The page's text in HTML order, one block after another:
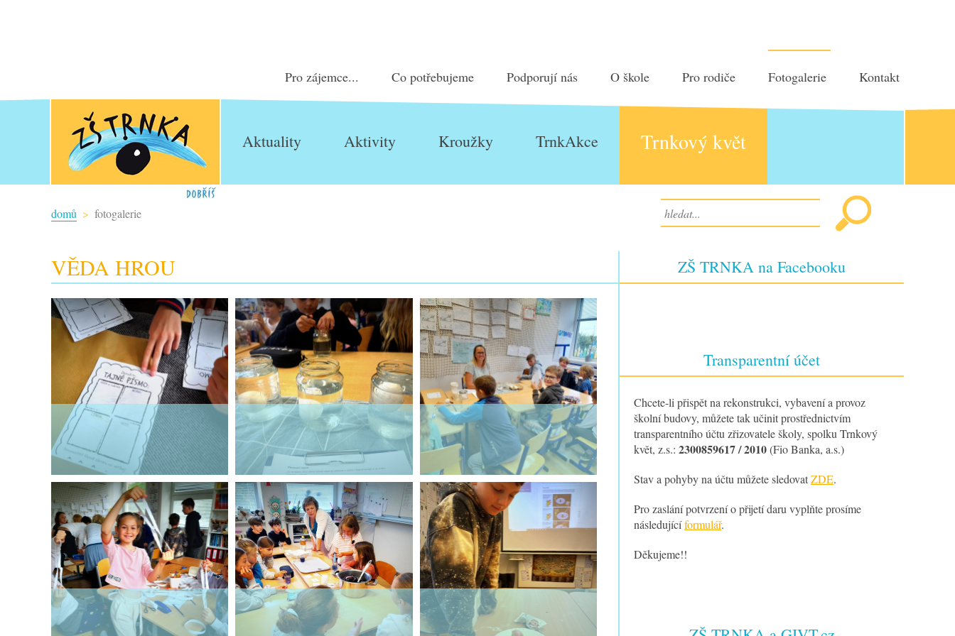
Pro zájemce... Co potřebujeme Podporují nás O škole Pro rodiče Fotogalerie Kontakt
ZŠ Trnka Dobříš
Aktuality Aktivity Kroužky TrnkAkce Trnkový květ
domů fotogalerie
VĚDA HROU ZŠ TRNKA na Facebooku
Transparentní účet
Chcete-li přispět na rekonstrukci, vybavení a provoz
školní budovy, můžete tak učinit prostřednictvím
transparentního účtu zřizovatele školy, spolku Trnkový
květ, z.s.: 2300859617 / 2010(Fio Banka, a.s.)
Stav a pohyby na účtu můžete sledovatZDE.
Pro zaslání potvrzení o přijetí daru vyplňte prosíme
následujícíformulář.
Děkujeme!!